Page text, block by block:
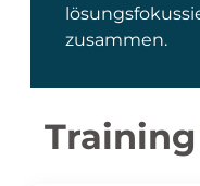
zusammen.
Training